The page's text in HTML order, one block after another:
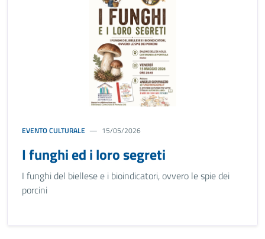
EVENTO CULTURALE 15/05/2026
I funghi ed i loro segreti
I funghi del biellese e i bioindicatori, ovvero le spie dei
porcini